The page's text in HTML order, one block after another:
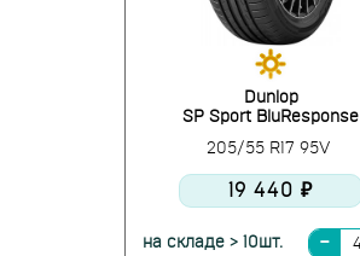
Dunlop
SP Sport BluResponse
205/55 R17 95V
19 440 ₽
на складе > 10шт.